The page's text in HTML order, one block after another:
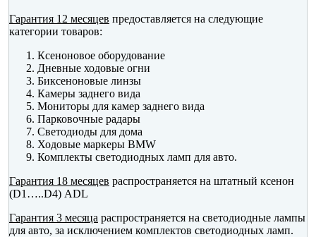
Гарантия 12 месяцев предоставляется на следующие
категории товаров:
Ксеноновое оборудование
Дневные ходовые огни
Биксеноновые линзы
Камеры заднего вида
Мониторы для камер заднего вида
Парковочные радары
Светодиоды для дома
Ходовые маркеры BMW
Комплекты светодиодных ламп для авто.
Гарантия 18 месяцев распространяется на штатный ксенон
(D1…..D4) ADL
Гарантия 3 месяца распространяется на светодиодные лампы
для авто, за исключением комплектов светодиодных ламп.